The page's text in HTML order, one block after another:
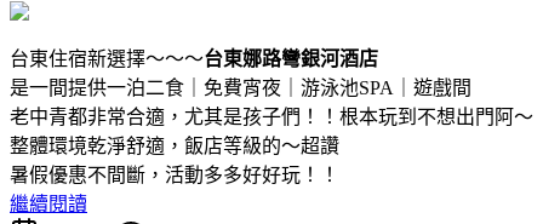
台東住宿新選擇～～～台東娜路彎銀河酒店
是一間提供一泊二食｜免費宵夜｜游泳池SPA｜遊戲間
老中青都非常合適，尤其是孩子們！！根本玩到不想出門阿～
整體環境乾淨舒適，飯店等級的～超讚
暑假優惠不間斷，活動多多好好玩！！
繼續閱讀